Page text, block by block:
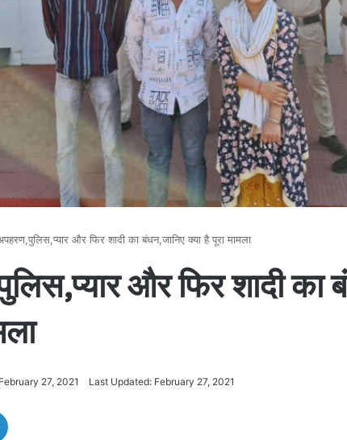
और फिर शादी का बंधन,जानिए क्या है पूरा मामला
और फिर शादी का
February 27, 2021 Last Updated: February 27, 2021